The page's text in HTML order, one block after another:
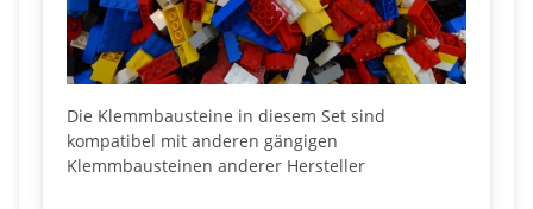
Die Klemmbausteine in diesem Set sind
kompatibel mit anderen gängigen
Klemmbausteinen anderer Hersteller